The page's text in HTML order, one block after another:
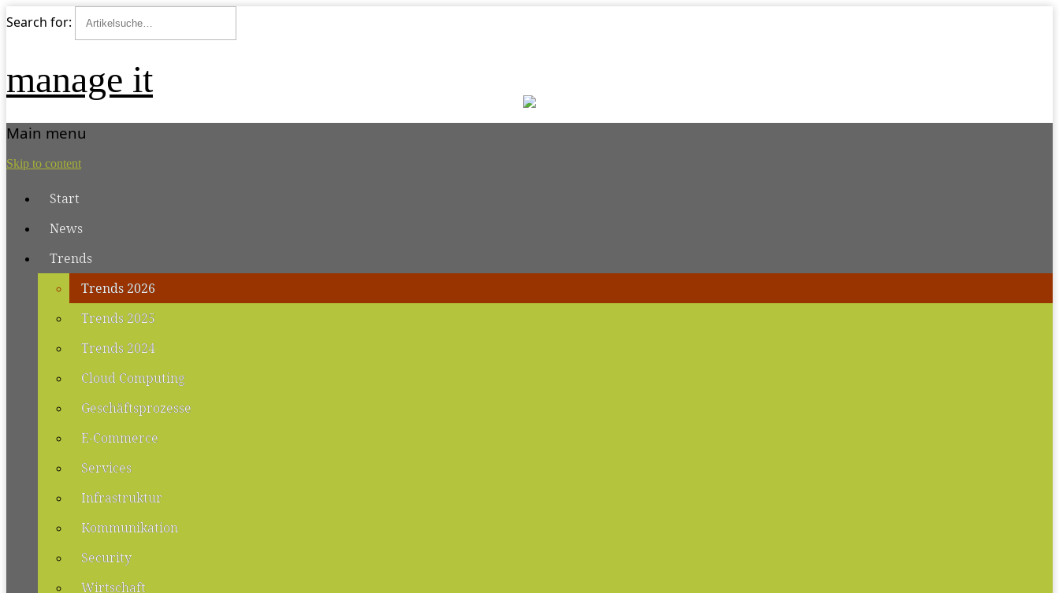
Search for:
manage it
Main menu
Skip to content
Start
News
Trends
Trends 2026
Trends 2025
Trends 2024
Cloud Computing
Geschäftsprozesse
E-Commerce
Services
Infrastruktur
Kommunikation
Security
Wirtschaft